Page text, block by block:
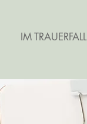
IM TRAUERFALL